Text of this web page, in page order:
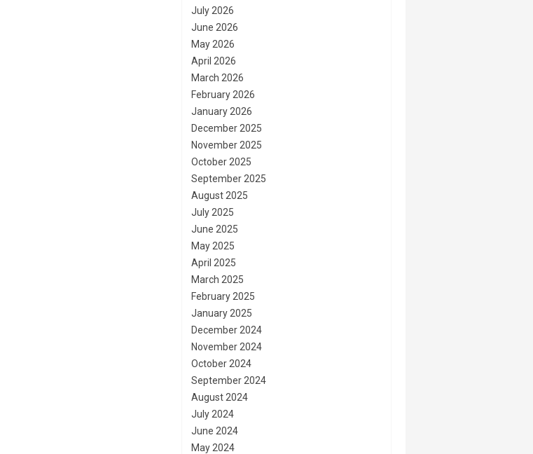
July 2026
June 2026
May 2026
April 2026
March 2026
February 2026
January 2026
December 2025
November 2025
October 2025
September 2025
August 2025
July 2025
June 2025
May 2025
April 2025
March 2025
February 2025
January 2025
December 2024
November 2024
October 2024
September 2024
August 2024
July 2024
June 2024
May 2024